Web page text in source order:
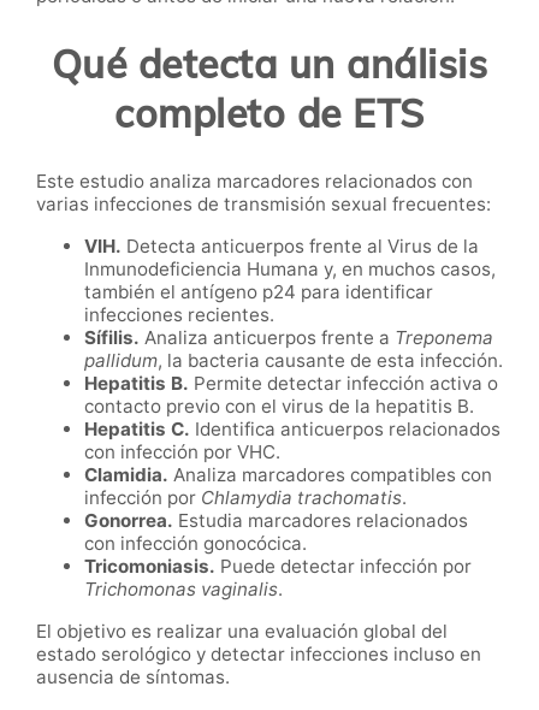
Qué detecta un análisis
completo de ETS
Este estudio analiza marcadores relacionados con
varias infecciones de transmisión sexual frecuentes:
VIH. Detecta anticuerpos frente al Virus de la
Inmunodeficiencia Humana y, en muchos casos,
también el antígeno p24 para identificar
infecciones recientes.
Sífilis. Analiza anticuerpos frente a Treponema
pallidum, la bacteria causante de esta infección.
Hepatitis B. Permite detectar infección activa o
contacto previo con el virus de la hepatitis B.
Hepatitis C. Identifica anticuerpos relacionados
con infección por VHC.
Clamidia. Analiza marcadores compatibles con
infección por Chlamydia trachomatis.
Gonorrea. Estudia marcadores relacionados
con infección gonocócica.
Tricomoniasis. Puede detectar infección por
Trichomonas vaginalis.
El objetivo es realizar una evaluación global del
estado serológico y detectar infecciones incluso en
ausencia de síntomas.